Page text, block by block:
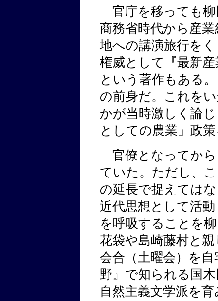
官庁を移っても柳
商務省時代から産
地への講演旅行を
権威として『最新
という著作もある
の前身だ。これを
かが当時激しく論
としての農業」政
官僚となってから
ていた。ただし、
の延長で捉えては
近代思想として活
を呼吸することを
花袋や島崎藤村と
会合（土曜会）を
野』で知られる国
自然主義文学派を